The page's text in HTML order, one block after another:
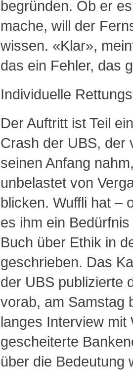
begründen. Ob er
mache, will der
wissen. «Klar»,
das ein Fehler, das
Individuelle
Der Auftritt ist Teil
Crash der UBS, der
seinen Anfang
unbelastet von
blicken. Wuffli hat –
es ihm ein
Buch über Ethik in
geschrieben. Das
der UBS publizierte
vorab, am Samstag
langes Interview mit
gescheiterte
über die Bedeutung